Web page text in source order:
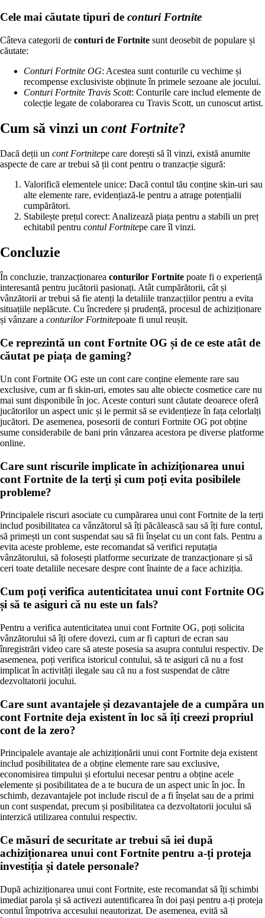
Cele mai căutate tipuri de conturi Fortnite
Câteva categorii de conturi de Fortnite sunt deosebit de populare și
căutate:
Conturi Fortnite OG: Acestea sunt conturile cu vechime și
recompense exclusiviste obținute în primele sezoane ale jocului.
Conturi Fortnite Travis Scott: Conturile care includ elemente de
colecție legate de colaborarea cu Travis Scott, un cunoscut artist.
Cum să vinzi un cont Fortnite?
Dacă deții un cont Fortnitepe care dorești să îl vinzi, există anumite
aspecte de care ar trebui să ții cont pentru o tranzacție sigură:
Valorifică elementele unice: Dacă contul tău conține skin-uri sau
alte elemente rare, evidențiază-le pentru a atrage potențialii
cumpărători.
Stabilește prețul corect: Analizează piața pentru a stabili un preț
echitabil pentru contul Fortnitepe care îl vinzi.
Concluzie
În concluzie, tranzacționarea conturilor Fortnite poate fi o experiență
interesantă pentru jucătorii pasionați. Atât cumpărătorii, cât și
vânzătorii ar trebui să fie atenți la detaliile tranzacțiilor pentru a evita
situațiile neplăcute. Cu încredere și prudență, procesul de achiziționare
și vânzare a conturilor Fortnitepoate fi unul reușit.
Ce reprezintă un cont Fortnite OG și de ce este atât de
căutat pe piața de gaming?
Un cont Fortnite OG este un cont care conține elemente rare sau
exclusive, cum ar fi skin-uri, emotes sau alte obiecte cosmetice care nu
mai sunt disponibile în joc. Aceste conturi sunt căutate deoarece oferă
jucătorilor un aspect unic și le permit să se evidențieze în fața celorlalți
jucători. De asemenea, posesorii de conturi Fortnite OG pot obține
sume considerabile de bani prin vânzarea acestora pe diverse platforme
online.
Care sunt riscurile implicate în achiziționarea unui
cont Fortnite de la terți și cum poți evita posibilele
probleme?
Principalele riscuri asociate cu cumpărarea unui cont Fortnite de la terți
includ posibilitatea ca vânzătorul să îți păcălească sau să îți fure contul,
să primești un cont suspendat sau să fii înșelat cu un cont fals. Pentru a
evita aceste probleme, este recomandat să verifici reputația
vânzătorului, să folosești platforme securizate de tranzacționare și să
ceri toate detaliile necesare despre cont înainte de a face achiziția.
Cum poți verifica autenticitatea unui cont Fortnite OG
și să te asiguri că nu este un fals?
Pentru a verifica autenticitatea unui cont Fortnite OG, poți solicita
vânzătorului să îți ofere dovezi, cum ar fi capturi de ecran sau
înregistrări video care să ateste posesia sa asupra contului respectiv. De
asemenea, poți verifica istoricul contului, să te asiguri că nu a fost
implicat în activități ilegale sau că nu a fost suspendat de către
dezvoltatorii jocului.
Care sunt avantajele și dezavantajele de a cumpăra un
cont Fortnite deja existent în loc să îți creezi propriul
cont de la zero?
Principalele avantaje ale achiziționării unui cont Fortnite deja existent
includ posibilitatea de a obține elemente rare sau exclusive,
economisirea timpului și efortului necesar pentru a obține acele
elemente și posibilitatea de a te bucura de un aspect unic în joc. În
schimb, dezavantajele pot include riscul de a fi înșelat sau de a primi
un cont suspendat, precum și posibilitatea ca dezvoltatorii jocului să
interzică utilizarea contului respectiv.
Ce măsuri de securitate ar trebui să iei după
achiziționarea unui cont Fortnite pentru a-ți proteja
investiția și datele personale?
După achiziționarea unui cont Fortnite, este recomandat să îți schimbi
imediat parola și să activezi autentificarea în doi pași pentru a-ți proteja
contul împotriva accesului neautorizat. De asemenea, evită să